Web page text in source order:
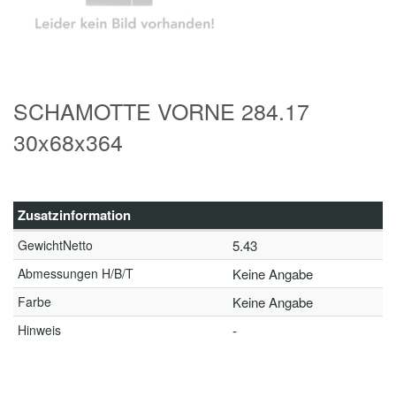
SCHAMOTTE VORNE 284.17
30x68x364
Zusatzinformation
GewichtNetto 5.43
Abmessungen H/B/T Keine Angabe
Farbe Keine Angabe
Hinweis -